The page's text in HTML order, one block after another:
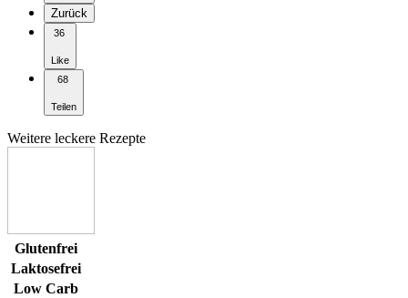
Zurück
36
Like
68
Teilen
Weitere leckere Rezepte
Glutenfrei
Laktosefrei
Low Carb